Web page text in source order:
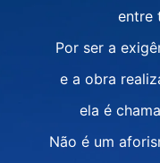
entre
Por ser a
e a obra
ela é
Não é um